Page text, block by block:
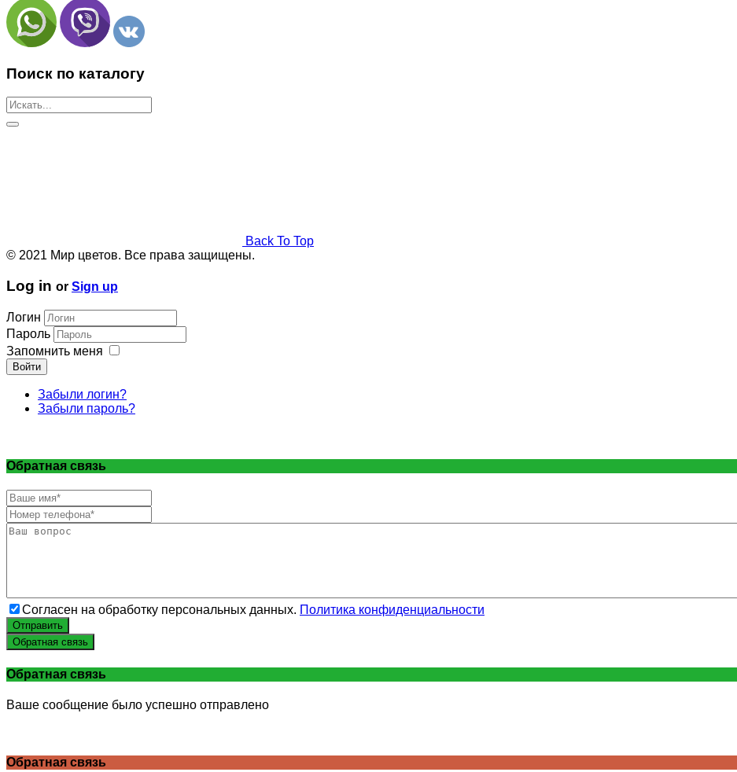
Поиск по каталогу
Back To Top
© 2021 Мир цветов. Все права защищены.
Log in or Sign up
Логин
Пароль
Запомнить меня
Войти
Забыли логин?
Забыли пароль?
Обратная связь
Согласен на обработку персональных данных. Политика конфиденциальности
Отправить
Обратная связь
Обратная связь
Ваше сообщение было успешно отправлено
Обратная связь